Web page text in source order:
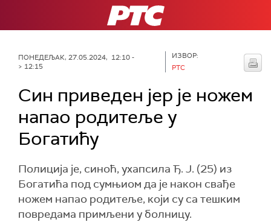
РТС
ПОНЕДЕЉАК, 27.05.2024, 12:10 -
> 12:15
ИЗВОР:
РТС
Син приведен јер је ножем
напао родитеље у
Богатићу
Полиција је, синоћ, ухапсила Ђ. Ј. (25) из
Богатића под сумњиом да је након свађе
ножем напао родитеље, који су са тешким
повредама примљени у болницу.